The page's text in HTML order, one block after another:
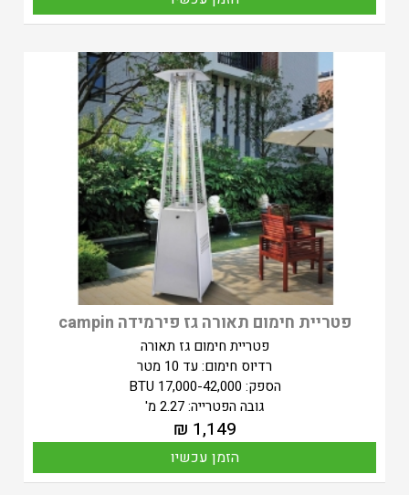
פטריית חימום תאורה גז פירמידה campin
פטריית חימום גז תאורה
רדיוס חימום: עד 10 מטר
הספק: 17,000-42,000 BTU
גובה הפטרייה: 2.27 מ'
₪ 1,149
הזמן עכשיו